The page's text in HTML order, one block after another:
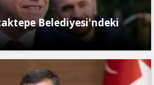
Belediyesi'ndeki